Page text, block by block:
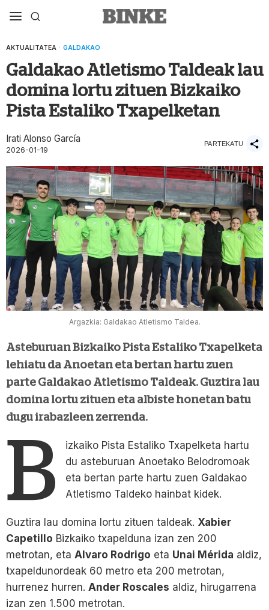
AKTUALITATEA · GALDAKAO
Galdakao Atletismo Taldeak lau
domina lortu zituen Bizkaiko
Pista Estaliko Txapelketan
Irati Alonso García
2026-01-19
PARTEKATU
Argazkia: Galdakao Atletismo Taldea.
Asteburuan Bizkaiko Pista Estaliko Txapelketa
lehiatu da Anoetan eta bertan hartu zuen
parte Galdakao Atletismo Taldeak. Guztira lau
domina lortu zituen eta albiste honetan batu
dugu irabazleen zerrenda.
B
izkaiko Pista Estaliko Txapelketa hartu
du asteburuan Anoetako Belodromoak
eta bertan parte hartu zuen Galdakao
Atletismo Taldeko hainbat kidek.
Guztira lau domina lortu zituen taldeak. Xabier
Capetillo Bizkaiko txapelduna izan zen 200
metrotan, eta Alvaro Rodrigo eta Unai Mérida aldiz,
txapeldunordeak 60 metro eta 200 metrotan,
hurrenez hurren. Ander Roscales aldiz, hirugarrena
izan zen 1.500 metrotan.